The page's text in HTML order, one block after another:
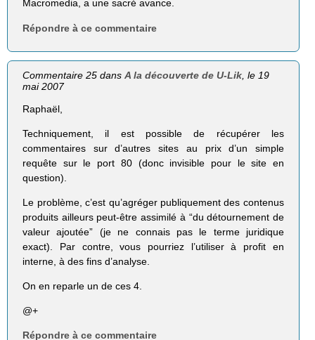
Macromedia, a une sacré avance.
Répondre à ce commentaire
Commentaire 25 dansA la découverte de U-Lik , le 19
mai 2007
Raphaël,
Techniquement, il est possible de récupérer les
commentaires sur d’autres sites au prix d’un simple
requête sur le port 80 (donc invisible pour le site en
question).
Le problème, c’est qu’agréger publiquement des contenus
produits ailleurs peut-être assimilé à “du détournement de
valeur ajoutée” (je ne connais pas le terme juridique
exact). Par contre, vous pourriez l’utiliser à profit en
interne, à des fins d’analyse.
On en reparle un de ces 4.
@+
Répondre à ce commentaire